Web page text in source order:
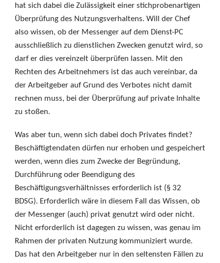
hat sich dabei die Zulässigkeit einer stichprobenartigen
Überprüfung des Nutzungsverhaltens. Will der Chef
also wissen, ob der Messenger auf dem Dienst-PC
ausschließlich zu dienstlichen Zwecken genutzt wird, so
darf er dies vereinzelt überprüfen lassen. Mit den
Rechten des Arbeitnehmers ist das auch vereinbar, da
der Arbeitgeber auf Grund des Verbotes nicht damit
rechnen muss, bei der Überprüfung auf private Inhalte
zu stoßen.
Was aber tun, wenn sich dabei doch Privates findet?
Beschäftigtendaten dürfen nur erhoben und gespeichert
werden, wenn dies zum Zwecke der Begründung,
Durchführung oder Beendigung des
Beschäftigungsverhältnisses erforderlich ist (§ 32
BDSG). Erforderlich wäre in diesem Fall das Wissen, ob
der Messenger (auch) privat genutzt wird oder nicht.
Nicht erforderlich ist dagegen zu wissen, was genau im
Rahmen der privaten Nutzung kommuniziert wurde.
Das hat den Arbeitgeber nur in den seltensten Fällen zu